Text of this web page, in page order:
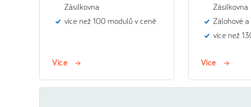
Zásilkovna
více než 100 modulů v ceně
Více
Zásilkovna
Zálohové
více než
Více